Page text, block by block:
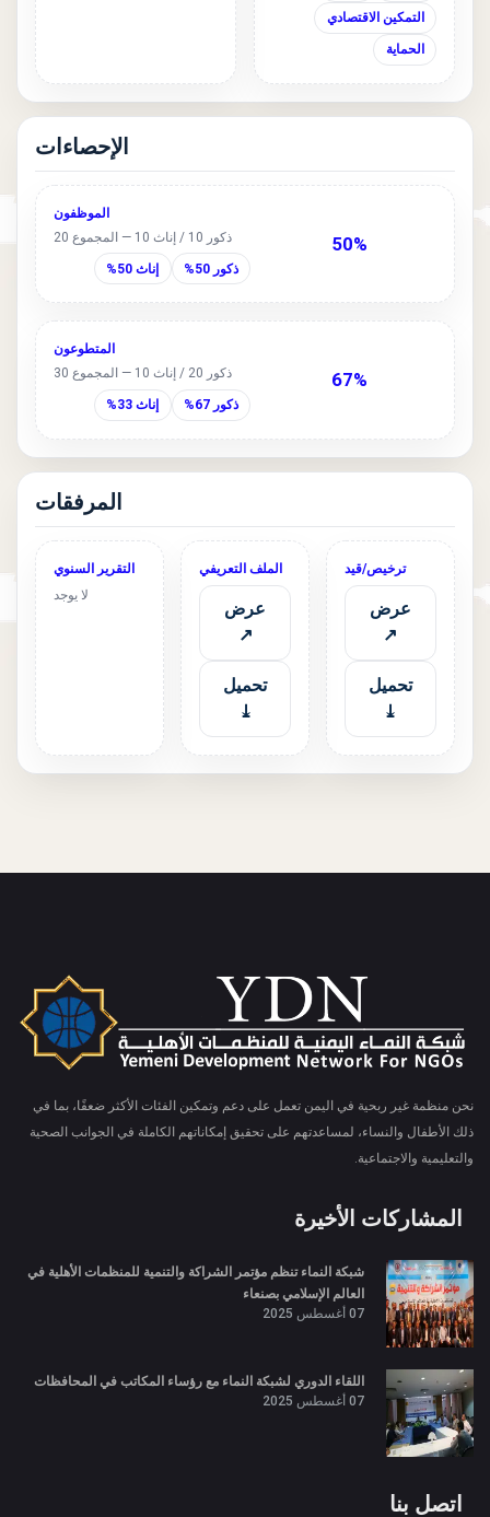
التمكين الاقتصادي
الحماية
الإحصاءات
50%
الموظفون
ذكور 10 / إناث 10 — المجموع 20
ذكور 50% إناث 50%
67%
المتطوعون
ذكور 20 / إناث 10 — المجموع 30
ذكور 67% إناث 33%
المرفقات
ترخيص/قيد
عرض
↗
تحميل
⤓
الملف التعريفي
عرض
↗
تحميل
⤓
التقرير السنوي
لا يوجد
نحن منظمة غير ربحية في اليمن تعمل على دعم وتمكين الفئات الأكثر ضعفًا، بما في
ذلك الأطفال والنساء، لمساعدتهم على تحقيق إمكاناتهم الكاملة في الجوانب الصحية
والتعليمية والاجتماعية.
المشاركات الأخيرة
شبكة النماء تنظم مؤتمر الشراكة والتنمية للمنظمات الأهلية في
العالم الإسلامي بصنعاء
07 أغسطس 2025
اللقاء الدوري لشبكة النماء مع رؤساء المكاتب في المحافظات
07 أغسطس 2025
اتصل بنا